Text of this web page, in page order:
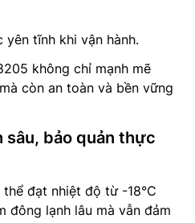
tĩnh khi vận hành.
không chỉ mạnh mẽ
còn an toàn và bền vững
sâu, bảo quản thực
đạt nhiệt độ từ -18°C
đông lạnh lâu mà vẫn đảm